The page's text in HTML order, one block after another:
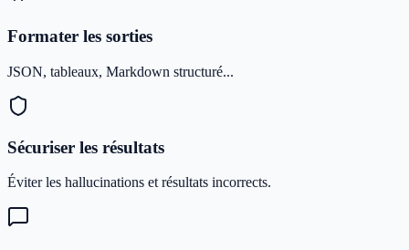
Formater les sorties
JSON, tableaux, Markdown structuré...
Sécuriser les résultats
Éviter les hallucinations et résultats incorrects.